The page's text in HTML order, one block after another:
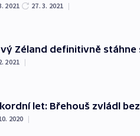
2021 27. 3. 2021 |
Zéland definitivně
2021 |
let: Břehouš zvládl
2020 |